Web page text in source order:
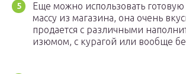
Еще можно использовать
массу из магазина, она очень
продается с различными
изюмом, с курагой или вообще